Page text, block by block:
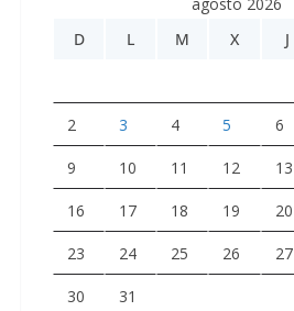
D
L M X J
2 3 4 5 6
9 10 11 12 13
16 17 18 19 20
23 24 25 26 27
30 31